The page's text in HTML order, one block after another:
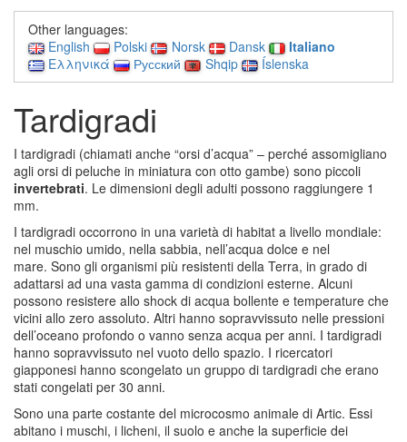
Other languages:
English
Polski Norsk Dansk
Italiano
Ελληνικά
Русский Shqip Íslenska
Tardigradi
I tardigradi (chiamati anche “orsi d’acqua” – perché assomigliano
agli orsi di peluche in miniatura con otto gambe) sono piccoli
invertebrati. Le dimensioni degli adulti possono raggiungere 1
mm.
I tardigradi occorrono in una varietà di habitat a livello mondiale:
nel muschio umido, nella sabbia, nell’acqua dolce e nel
mare. Sono gli organismi più resistenti della Terra, in grado di
adattarsi ad una vasta gamma di condizioni esterne. Alcuni
possono resistere allo shock di acqua bollente e temperature che
vicini allo zero assoluto. Altri hanno sopravvissuto nelle pressioni
dell’oceano profondo o vanno senza acqua per anni. I tardigradi
hanno sopravvissuto nel vuoto dello spazio. I ricercatori
giapponesi hanno scongelato un gruppo di tardigradi che erano
stati congelati per 30 anni.
Sono una parte costante del microcosmo animale di Artic. Essi
abitano i muschi, i licheni, il suolo e anche la superficie dei